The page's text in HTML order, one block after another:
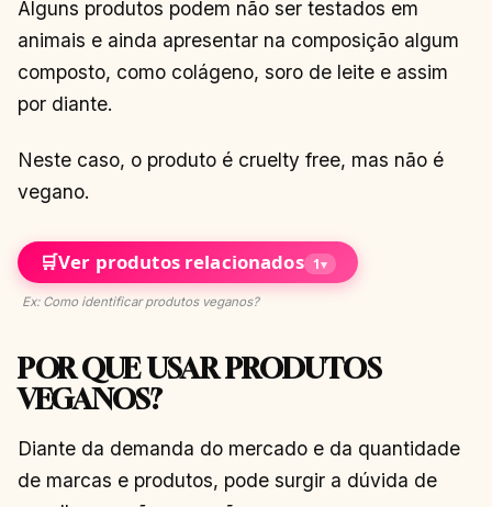
Alguns produtos podem não ser testados em
animais e ainda apresentar na composição algum
composto, como colágeno, soro de leite e assim
por diante.
Neste caso, o produto é cruelty free, mas não é
vegano.
🛒Ver produtos relacionados 1▾
Ex: Como identificar produtos veganos?
POR QUE USAR PRODUTOS
VEGANOS?
Diante da demanda do mercado e da quantidade
de marcas e produtos, pode surgir a dúvida de